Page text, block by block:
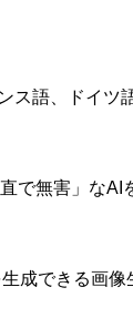
ス語、ドイツ
で無害」なAI
成できる画像